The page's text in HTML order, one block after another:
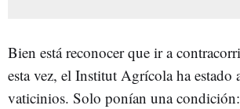
Bien está reconocer que ir a
esta vez, el Institut Agrícola ha estado
vaticinios. Solo ponían una